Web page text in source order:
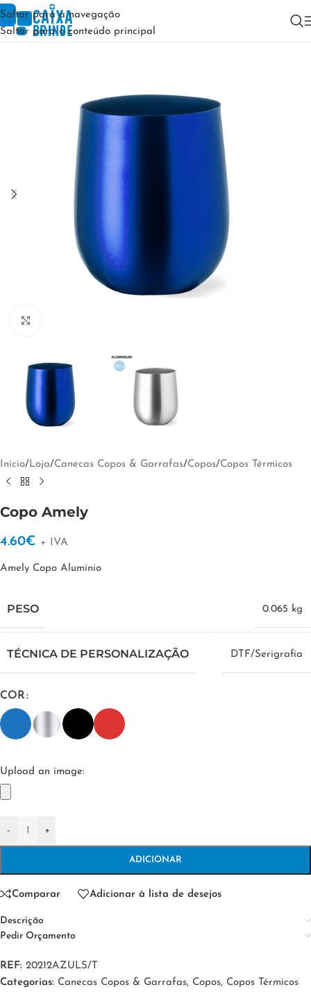
Saltar para a navegação
Saltar para o conteúdo principal
Início/Loja/Canecas Copos & Garrafas/Copos/Copos Térmicos
Copo Amely
4.60€ + IVA
Amely Copo Alumínio
PESO 0.065 kg
TÉCNICA DE PERSONALIZAÇÃO DTF/Serigrafia
COR
Upload an image:
- +
ADICIONAR
Comparar Adicionar à lista de desejos
Descrição
Pedir Orçamento
REF: 20212AZULS/T
Categorias: Canecas Copos & Garrafas, Copos, Copos Térmicos